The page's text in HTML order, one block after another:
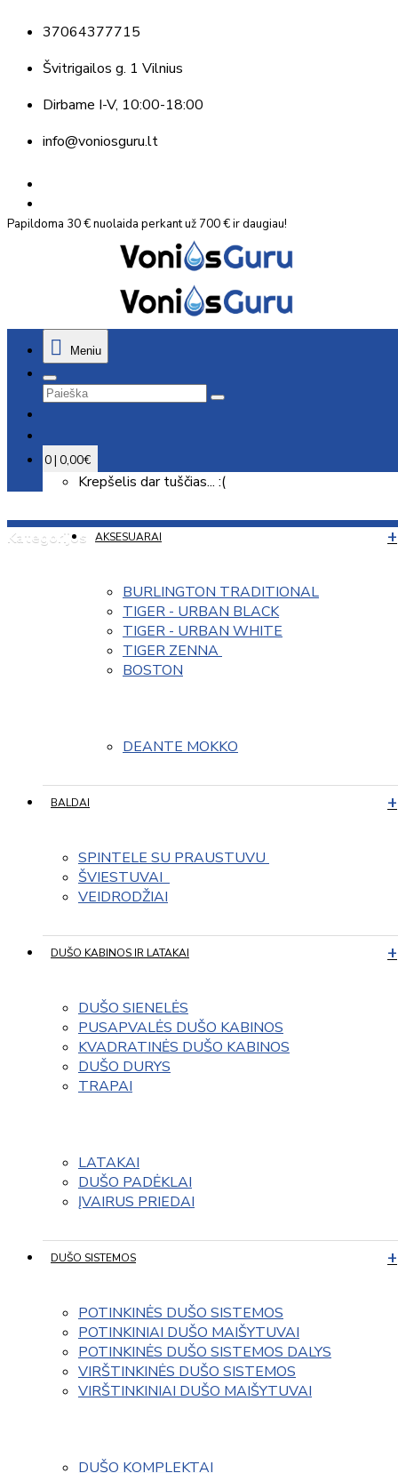
37064377715
Švitrigailos g. 1 Vilnius
Dirbame I-V, 10:00-18:00
info@voniosguru.lt
Papildoma 30 € nuolaida perkant už 700 € ir daugiau!
Meniu
0 | 0,00€
Krepšelis dar tuščias... :(
Kategorijos AKSESUARAI
BURLINGTON TRADITIONAL
TIGER - URBAN BLACK
TIGER - URBAN WHITE
TIGER ZENNA
BOSTON
DEANTE MOKKO
BALDAI
SPINTELE SU PRAUSTUVU
ŠVIESTUVAI
VEIDRODŽIAI
DUŠO KABINOS IR LATAKAI
DUŠO SIENELĖS
PUSAPVALĖS DUŠO KABINOS
KVADRATINĖS DUŠO KABINOS
DUŠO DURYS
TRAPAI
LATAKAI
DUŠO PADĖKLAI
ĮVAIRUS PRIEDAI
DUŠO SISTEMOS
POTINKINĖS DUŠO SISTEMOS
POTINKINIAI DUŠO MAIŠYTUVAI
POTINKINĖS DUŠO SISTEMOS DALYS
VIRŠTINKINĖS DUŠO SISTEMOS
VIRŠTINKINIAI DUŠO MAIŠYTUVAI
DUŠO KOMPLEKTAI